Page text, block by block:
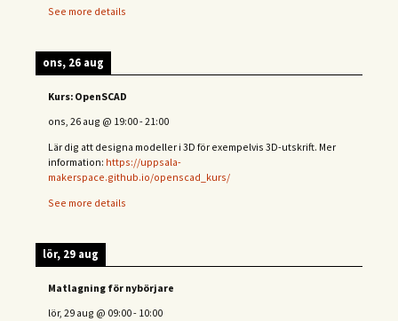
See more details
ons, 26 aug
Kurs: OpenSCAD
ons, 26 aug @ 19:00-21:00
Lär dig att designa modeller i 3D för exempelvis 3D-utskrift. Mer
information: https://uppsala-
makerspace.github.io/openscad_kurs/
See more details
lör, 29 aug
Matlagning för nybörjare
lör, 29 aug @ 09:00- 10:00